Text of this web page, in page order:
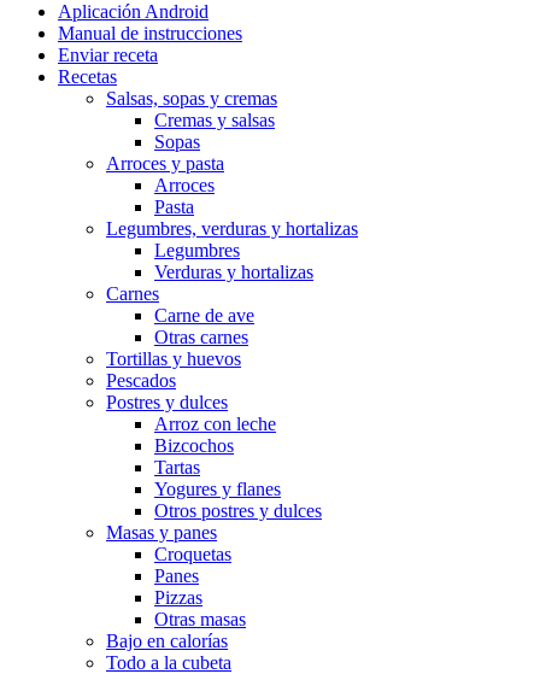
Aplicación Android
Manual de instrucciones
Enviar receta
Recetas
Salsas, sopas y cremas
Cremas y salsas
Sopas
Arroces y pasta
Arroces
Pasta
Legumbres, verduras y hortalizas
Legumbres
Verduras y hortalizas
Carnes
Carne de ave
Otras carnes
Tortillas y huevos
Pescados
Postres y dulces
Arroz con leche
Bizcochos
Tartas
Yogures y flanes
Otros postres y dulces
Masas y panes
Croquetas
Panes
Pizzas
Otras masas
Bajo en calorías
Todo a la cubeta